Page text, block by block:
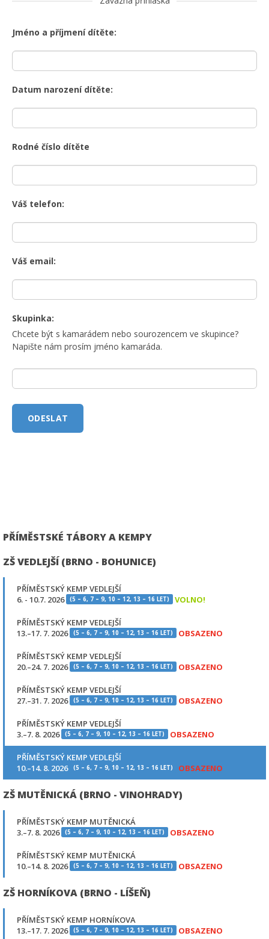
Jméno a příjmení dítěte:
Datum narození dítěte:
Rodné číslo dítěte
Váš telefon:
Váš email:
Skupinka:
Chcete být s kamarádem nebo sourozencem ve skupince?
Napište nám prosím jméno kamaráda.
PŘÍMĚSTSKÉ TÁBORY A KEMPY
ZŠ VEDLEJŠÍ (BRNO - BOHUNICE)
PŘÍMĚSTSKÝ KEMP VEDLEJŠÍ
6. - 10.7. 2026
(5 – 6, 7 – 9, 10 – 12, 13 – 16 LET) VOLNO!
PŘÍMĚSTSKÝ KEMP VEDLEJŠÍ
13.–17. 7. 2026
(5 – 6, 7 – 9, 10 – 12, 13 – 16 LET) OBSAZENO
PŘÍMĚSTSKÝ KEMP VEDLEJŠÍ
20.–24. 7. 2026
(5 – 6, 7 – 9, 10 – 12, 13 – 16 LET) OBSAZENO
PŘÍMĚSTSKÝ KEMP VEDLEJŠÍ
27.–31. 7. 2026
(5 – 6, 7 – 9, 10 – 12, 13 – 16 LET) OBSAZENO
PŘÍMĚSTSKÝ KEMP VEDLEJŠÍ
3.–7. 8. 2026
(5 – 6, 7 – 9, 10 – 12, 13 – 16 LET) OBSAZENO
PŘÍMĚSTSKÝ KEMP VEDLEJŠÍ
10.–14. 8. 2026
(5 – 6, 7 – 9, 10 – 12, 13 – 16 LET) OBSAZENO
ZŠ MUTĚNICKÁ (BRNO - VINOHRADY)
PŘÍMĚSTSKÝ KEMP MUTĚNICKÁ
3.–7. 8. 2026
(5 – 6, 7 – 9, 10 – 12, 13 – 16 LET) OBSAZENO
PŘÍMĚSTSKÝ KEMP MUTĚNICKÁ
10.–14. 8. 2026
(5 – 6, 7 – 9, 10 – 12, 13 – 16 LET) OBSAZENO
ZŠ HORNÍKOVA (BRNO - LÍŠEŇ)
PŘÍMĚSTSKÝ KEMP HORNÍKOVA
13.–17. 7. 2026
(5 – 6, 7 – 9, 10 – 12, 13 – 16 LET) OBSAZENO